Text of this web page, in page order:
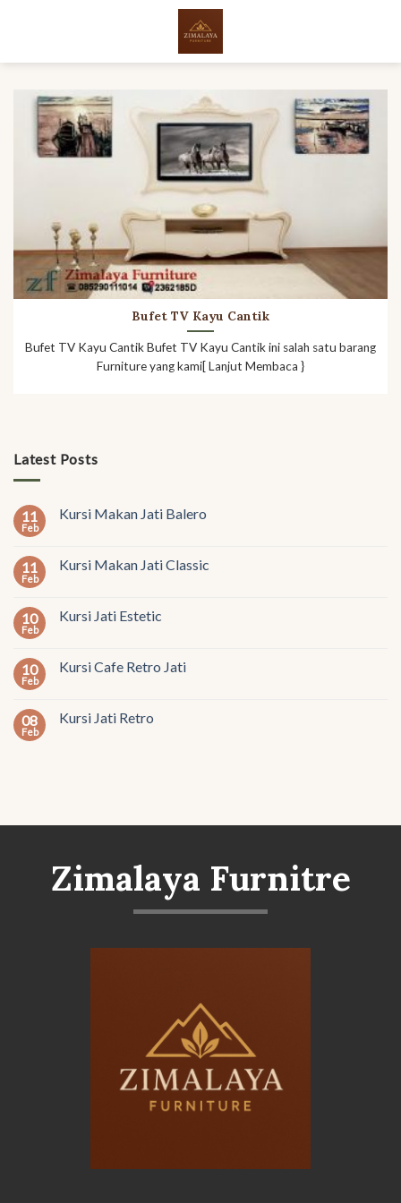
Latest Posts
11
Feb
Kursi Makan Jati Balero
11
Feb
Kursi Makan Jati Classic
10
Feb
Kursi Jati Estetic
10
Feb
Kursi Cafe Retro Jati
08
Feb
Kursi Jati Retro
Bufet TV Kayu Cantik
Bufet TV Kayu Cantik Bufet TV Kayu Cantik ini salah satu barang
Furniture yang kami[ Lanjut Membaca }
Zimalaya Furnitre